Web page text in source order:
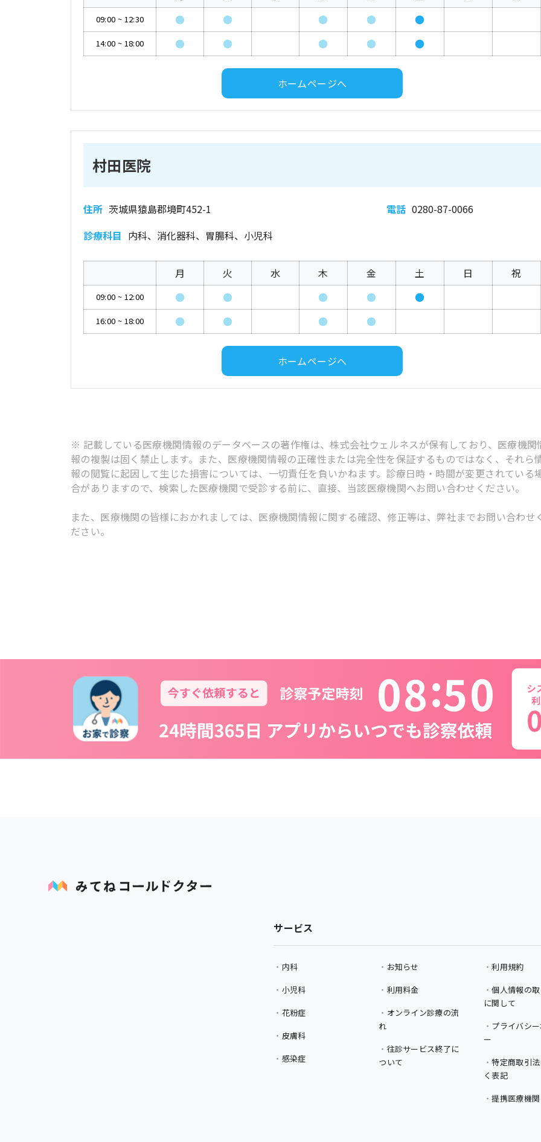
09:00 ~ 12:30 ● ● ● ● ●
14:00 ~ 18:00 ● ● ● ● ●
ホームページへ
村田医院
住所 茨城県猿島郡境町452-1 電話 0280-87-0066
診療科目 内科、消化器科、胃腸科、小児科
月 火 水 木 金 土 日 祝
09:00 ~ 12:00 ● ● ● ● ●
16:00 ~ 18:00 ● ● ● ●
ホームページへ
※ 記載している医療機関情報のデータベースの著作権は、株式会社ウェルネスが保有しており、医療機関
報の複製は固く禁止します。また、医療機関情報の正確性または完全性を保証するものではなく、それら
報の閲覧に起因して生じた損害については、一切責任を負いかねます。診療日時・時間が変更されている
合がありますので、検索した医療機関で受診する前に、直接、当該医療機関へお問い合わせください。
また、医療機関の皆様におかれましては、医療機関情報に関する確認、修正等は、弊社までお問い合わせ
ださい。
08 50
サービス
内科
小児科
花粉症
皮膚科
感染症
お知らせ
利用料金
オンライン診療の流
れ
往診サービス終了に
ついて
利用規約
個人情報の
に関して
プライバシ
ー
特定商取引
く表記
提携医療機関